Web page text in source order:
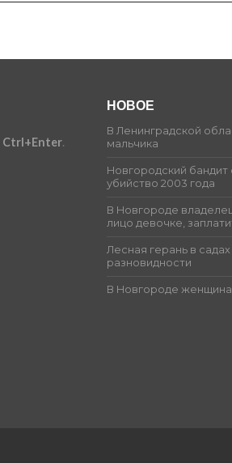
Ctrl+Enter.
НОВОЕ
В Ленинградской
мальчика
Новгородский бандит
убийство 2003 года
В Новгороде
лицо девочке,
Лесная герань в
разновидности
В Новгороде женщина